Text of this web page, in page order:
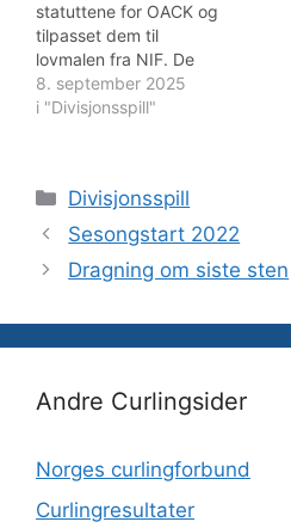
statuttene for OACK og
tilpasset dem til
lovmalen fra NIF. De
oppdaterte statuttene
finner du her. I tillegg har
fra de siste årsmøtene,
blant annet om no tick
rule, bruk av lovlige
kosteputer, dragning om
8. september 2025
i "Divisjonsspill"
Kategorier
Divisjonsspill
Sesongstart 2022
Dragning om siste sten
Andre Curlingsider
Norges curlingforbund
Curlingresultater